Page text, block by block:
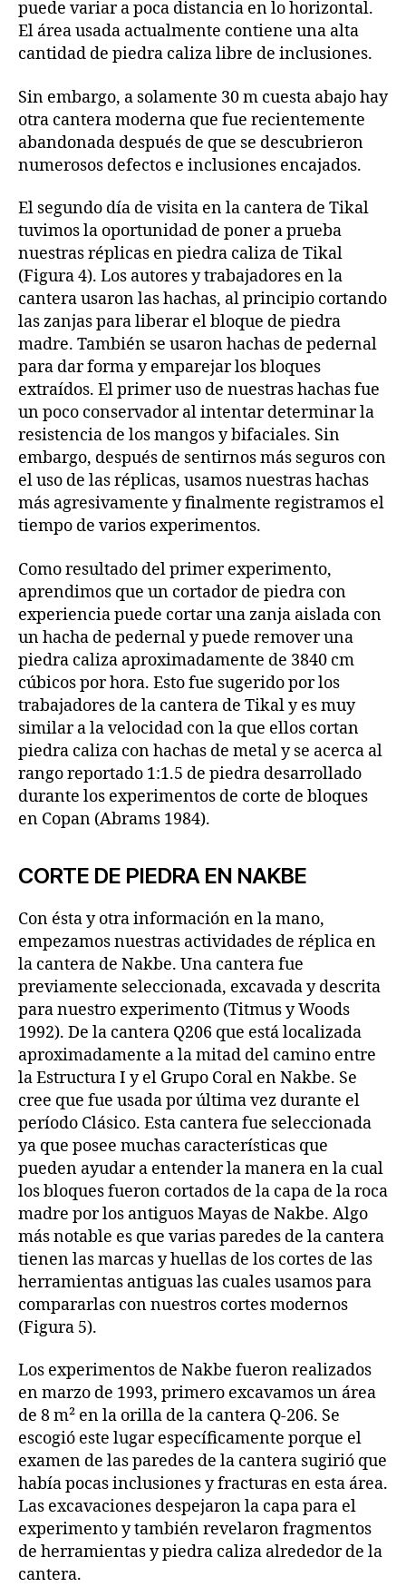
puede variar a poca distancia en lo horizontal.
El área usada actualmente contiene una alta
cantidad de piedra caliza libre de inclusiones.
Sin embargo, a solamente 30 m cuesta abajo hay
otra cantera moderna que fue recientemente
abandonada después de que se descubrieron
numerosos defectos e inclusiones encajados.
El segundo día de visita en la cantera de Tikal
tuvimos la oportunidad de poner a prueba
nuestras réplicas en piedra caliza de Tikal
(Figura 4). Los autores y trabajadores en la
cantera usaron las hachas, al principio cortando
las zanjas para liberar el bloque de piedra
madre. También se usaron hachas de pedernal
para dar forma y emparejar los bloques
extraídos. El primer uso de nuestras hachas fue
un poco conservador al intentar determinar la
resistencia de los mangos y bifaciales. Sin
embargo, después de sentirnos más seguros con
el uso de las réplicas, usamos nuestras hachas
más agresivamente y finalmente registramos el
tiempo de varios experimentos.
Como resultado del primer experimento,
aprendimos que un cortador de piedra con
experiencia puede cortar una zanja aislada con
un hacha de pedernal y puede remover una
piedra caliza aproximadamente de 3840 cm
cúbicos por hora. Esto fue sugerido por los
trabajadores de la cantera de Tikal y es muy
similar a la velocidad con la que ellos cortan
piedra caliza con hachas de metal y se acerca al
rango reportado 1:1.5 de piedra desarrollado
durante los experimentos de corte de bloques
en Copan (Abrams 1984).
CORTE DE PIEDRA EN NAKBE
Con ésta y otra información en la mano,
empezamos nuestras actividades de réplica en
la cantera de Nakbe. Una cantera fue
previamente seleccionada, excavada y descrita
para nuestro experimento (Titmus y Woods
1992). De la cantera Q206 que está localizada
aproximadamente a la mitad del camino entre
la Estructura I y el Grupo Coral en Nakbe. Se
cree que fue usada por última vez durante el
período Clásico. Esta cantera fue seleccionada
ya que posee muchas características que
pueden ayudar a entender la manera en la cual
los bloques fueron cortados de la capa de la roca
madre por los antiguos Mayas de Nakbe. Algo
más notable es que varias paredes de la cantera
tienen las marcas y huellas de los cortes de las
herramientas antiguas las cuales usamos para
compararlas con nuestros cortes modernos
(Figura 5).
Los experimentos de Nakbe fueron realizados
en marzo de 1993, primero excavamos un área
de 8 m² en la orilla de la cantera Q-206. Se
escogió este lugar específicamente porque el
examen de las paredes de la cantera sugirió que
había pocas inclusiones y fracturas en esta área.
Las excavaciones despejaron la capa para el
experimento y también revelaron fragmentos
de herramientas y piedra caliza alrededor de la
cantera.